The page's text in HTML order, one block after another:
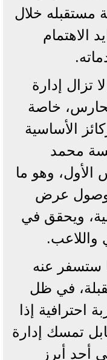
مستقبله خلال
الاهتمام
تزال إدارة
خاصة
الأساسية
محمد
الأول، وهو ما
بوصول عرض
ويحقق في
واللاعب.
ستسفر عنه
في ظل
إذا
تمسك إدارة
أحد أبرز